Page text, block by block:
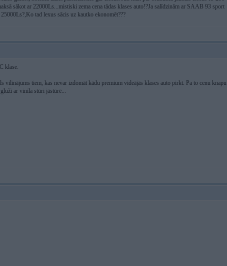
sākot ar 22000Ls...mistiski zema cena tādas klases auto!?Ja salīdzinām ar SAAB 93 sport
25000Ls?,Ko tad lexus sācis uz kautko ekonomēt???
klase.
vilinājums tiem, kas nevar izdomāt kādu premium videājās klases auto pirkt. Pa to cenu knapu
ar vinila stūri jāstūrē...